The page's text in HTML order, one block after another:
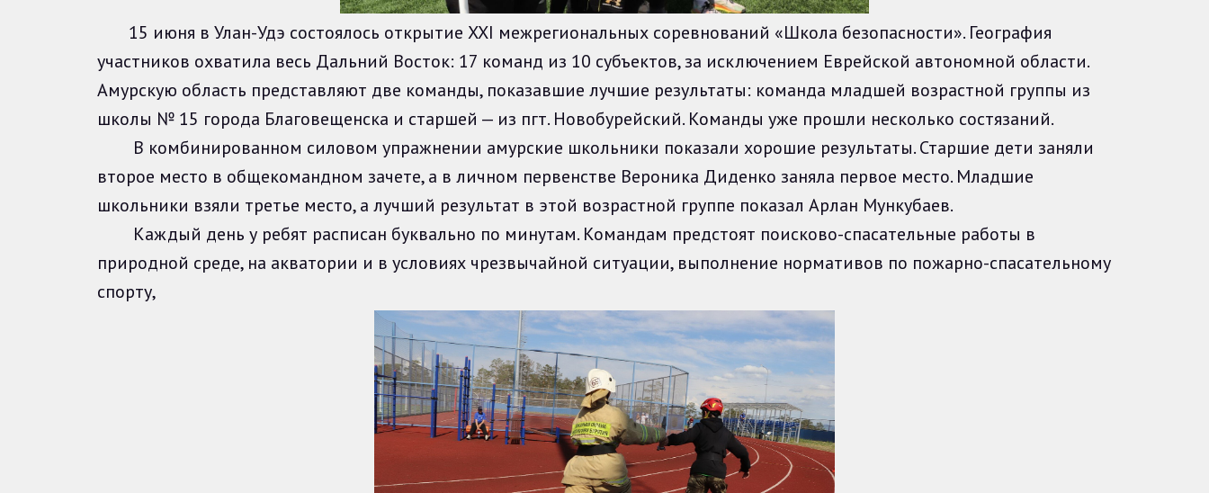
15 июня в Улан-Удэ состоялось открытие XXI межрегиональных соревнований «Школа безопасности». География
участников охватила весь Дальний Восток: 17 команд из 10 субъектов, за исключением Еврейской автономной области.
Амурскую область представляют две команды, показавшие лучшие результаты: команда младшей возрастной группы из
школы № 15 города Благовещенска и старшей — из пгт. Новобурейский. Команды уже прошли несколько состязаний.
В комбинированном силовом упражнении амурские школьники показали хорошие результаты. Старшие дети заняли
второе место в общекомандном зачете, а в личном первенстве Вероника Диденко заняла первое место. Младшие
школьники взяли третье место, а лучший результат в этой возрастной группе показал Арлан Мункубаев.
Каждый день у ребят расписан буквально по минутам. Командам предстоят поисково-спасательные работы в
природной среде, на акватории и в условиях чрезвычайной ситуации, выполнение нормативов по пожарно-спасательному
спорту,